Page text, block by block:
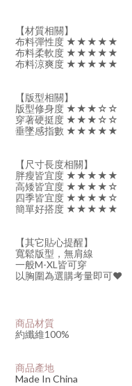
【材質相關】
布料彈性度 ★★★★★
布料柔軟度 ★★★★★
布料涼爽度 ★★★★★
【版型相關】
版型修身度 ★★★☆☆
穿著硬挺度 ★★★☆☆
垂墜感指數 ★★★★★
【尺寸長度相關】
胖瘦皆宜度 ★★★★★
高矮皆宜度 ★★★★☆
四季皆宜度 ★★★★☆
簡單好搭度 ★★★★★
【其它貼心提醒】
寬鬆版型，無肩線
一般M-XL皆可穿
以胸圍為選購考量即可♥
商品材質
約纖維100%
商品產地
Made In China